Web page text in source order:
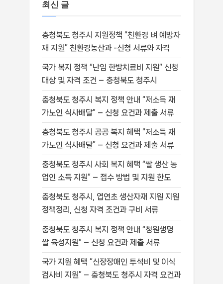
최신 글
충청북도 청주시 지원정책 “친환경 벼 예방자
재 지원” 친환경농산과 -신청 서류와 자격
국가 복지 정책 “난임 한방치료비 지원” 신청
대상 및 자격 조건 – 충청북도 청주시
충청북도 청주시 복지 정책 안내 “저소득 재
가노인 식사배달” – 신청 요건과 제출 서류
충청북도 청주시 공공 복지 혜택 “저소득 재
가노인 식사배달” – 신청 요건과 제출 서류
충청북도 청주시 사회 복지 혜택 “쌀 생산 농
업인 소득 지원” – 접수 방법 및 지원 한도
충청북도 청주시, 엽연초 생산자재 지원 지원
정책정리, 신청 자격 조건과 구비 서류
충청북도 청주시 복지 정책 안내 “청원생명
쌀 육성지원” – 신청 요건과 제출 서류
국가 지원 혜택 “신장장애인 투석비 및 이식
검사비 지원” – 충청북도 청주시 자격 요건과